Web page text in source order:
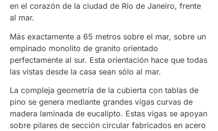
en el corazón de la ciudad de Río de Janeiro, frente
al mar.
Más exactamente a 65 metros sobre el mar, sobre un
empinado monolito de granito orientado
perfectamente al sur. Esta orientación hace que todas
las vistas desde la casa sean sólo al mar.
La compleja geometría de la cubierta con tablas de
pino se genera mediante grandes vigas curvas de
madera laminada de eucalipto. Estas vigas se apoyan
sobre pilares de sección circular fabricados en acero